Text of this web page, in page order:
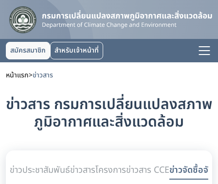
สมัครสมาชิก สำหรับเจ้าหน้าที่
หน้าแรก>ข่าวสาร
ข่าวสาร กรมการเปลี่ยนแปลงสภาพ
ภูมิอากาศและสิ่งแวดล้อม
ข่าวประชาสัมพันธ์ข่าวสารโครงการข่าวสาร CCEข่าวจัดซื้อจัด